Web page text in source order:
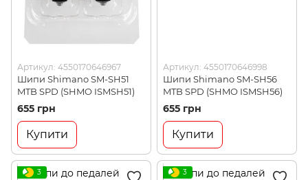
Артикул: 4550170646967
Шипи Shimano SM-SH51
MTB SPD (SHMO ISMSH51)
655 грн
Купити
Артикул: 4550170646998
Шипи Shimano SM-SH56
MTB SPD (SHMO ISMSH56)
655 грн
Купити
3
3